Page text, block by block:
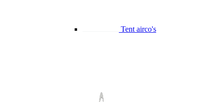
Tent airco's